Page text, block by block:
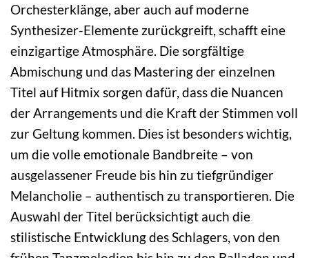
Orchesterklänge, aber auch auf moderne
Synthesizer-Elemente zurückgreift, schafft eine
einzigartige Atmosphäre. Die sorgfältige
Abmischung und das Mastering der einzelnen
Titel auf Hitmix sorgen dafür, dass die Nuancen
der Arrangements und die Kraft der Stimmen voll
zur Geltung kommen. Dies ist besonders wichtig,
um die volle emotionale Bandbreite – von
ausgelassener Freude bis hin zu tiefgründiger
Melancholie – authentisch zu transportieren. Die
Auswahl der Titel berücksichtigt auch die
stilistische Entwicklung des Schlagers, von den